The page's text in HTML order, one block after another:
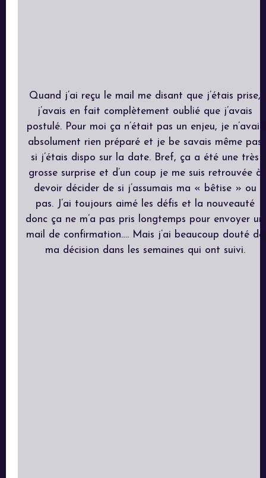
Quand j’ai reçu le mail me disant que j’étais prise,
j’avais en fait complètement oublié que j’avais
postulé. Pour moi ça n’était pas un enjeu, je n’avais
absolument rien préparé et je be savais même pas
si j’étais dispo sur la date. Bref, ça a été une très
grosse surprise et d’un coup je me suis retrouvée à
devoir décider de si j’assumais ma « bêtise » ou
pas. J’ai toujours aimé les défis et la nouveauté
donc ça ne m’a pas pris longtemps pour envoyer un
mail de confirmation…. Mais j’ai beaucoup douté de
ma décision dans les semaines qui ont suivi.